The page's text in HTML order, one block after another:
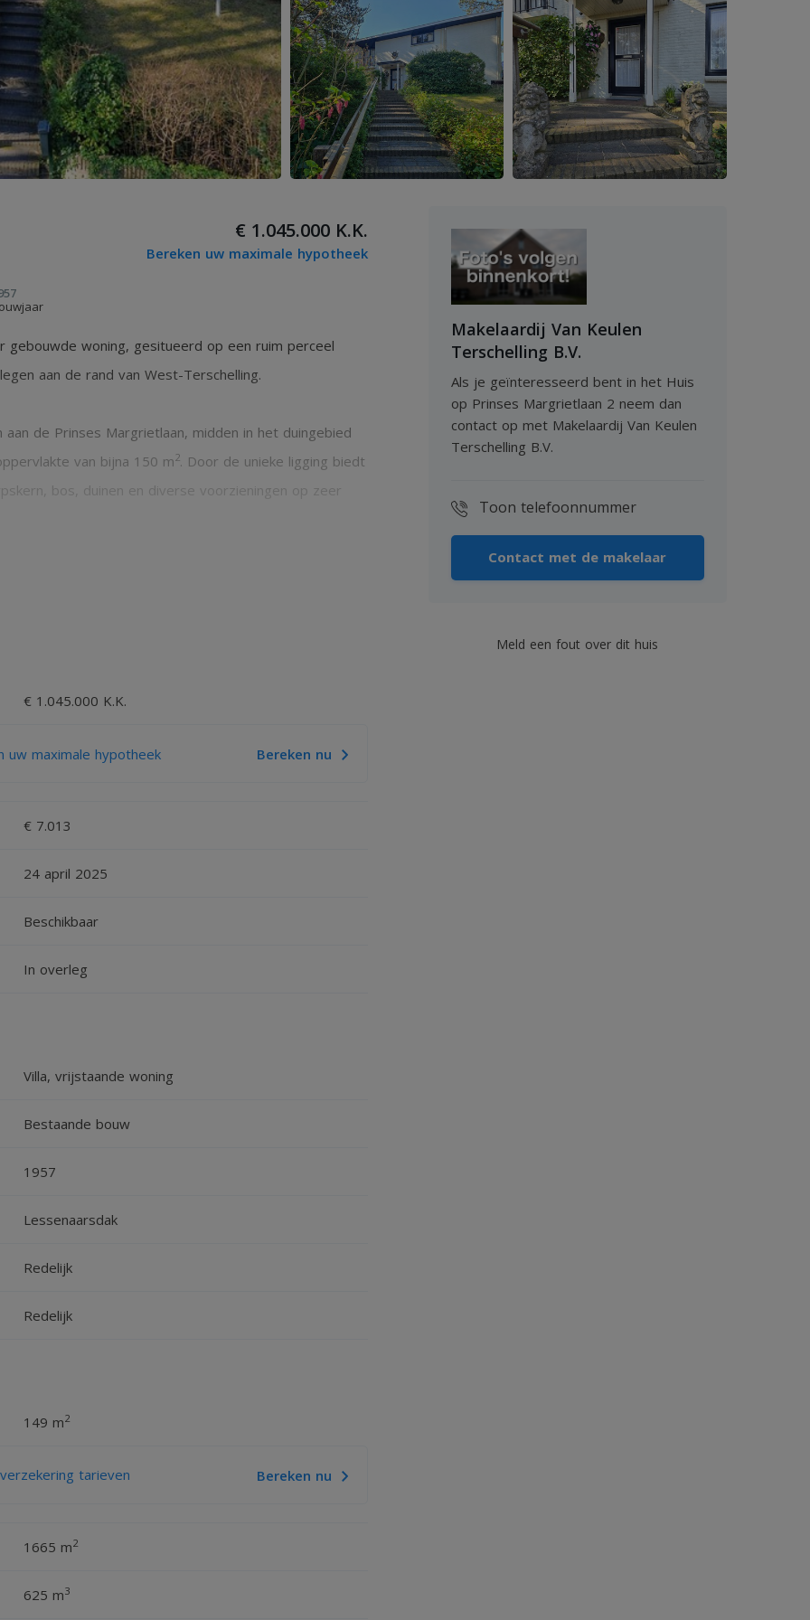
€ 1.045.000 K.K.
Bereken uw maximale hypotheek
gebouwde woning, gesitueerd op een ruim perceel
aan de rand van West-Terschelling.
de Prinses Margrietlaan, midden in het duingebied
van bijna 150 m2. Door de unieke ligging biedt
bos, duinen en diverse voorzieningen op zeer
met uitzicht op de tuin, een ruime gesloten
ensuite. In het souterrain, deels gelegen in het
en een ruime berging met technische ruimte.
Vanuit de woonkamer loop je zo het terras op, een fijne
de noordzijde van de entree bevindt zich een
terras. De slaapkamer beschikt over een
€ 1.045.000 K.K.
uw maximale hypotheek Bereken nu
€ 7.013
24 april 2025
Beschikbaar
In overleg
Villa, vrijstaande woning
Bestaande bouw
1957
Lessenaarsdak
Redelijk
Redelijk
149 m2
tarieven Bereken nu
1665 m2
625 m3
Makelaardij Van Keulen
Terschelling B.V.
Als je geïnteresseerd bent in het Huis
op Prinses Margrietlaan 2 neem dan
contact op met Makelaardij Van Keulen
Terschelling B.V.
Toon telefoonnummer
Contact met de makelaar
Meld een fout over dit huis